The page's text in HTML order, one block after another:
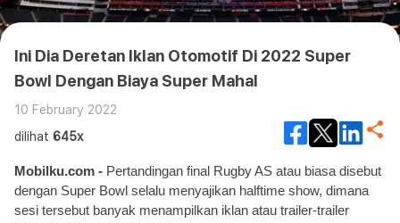
Ini Dia Deretan Iklan Otomotif Di 2022 Super
Bowl Dengan Biaya Super Mahal
10 February 2022
dilihat 645x
Mobilku.com - Pertandingan final Rugby AS atau biasa disebut
dengan Super Bowl selalu menyajikan halftime show, dimana
sesi tersebut banyak menampilkan iklan atau trailer-trailer